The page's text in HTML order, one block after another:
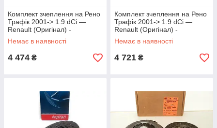
Комплект зчеплення на Рено
Трафік 2001-> 1.9 dCi —
Renault (Оригінал) -
7701475311
Немає в наявності
4 474 ₴
Комплект зчеплення на Рено
Трафік 2001-> 1.9 dCi —
Renault (Оригінал) -
7711135965
Немає в наявності
4 721 ₴